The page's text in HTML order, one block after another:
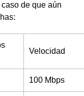
de que aún
Velocidad
100 Mbps